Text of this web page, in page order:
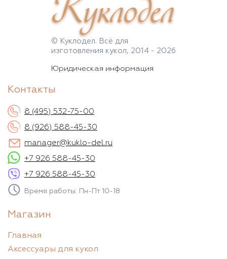
Куклодел
© Куклодел. Всё для
изготовления кукол, 2014 - 2026
Юридическая информация
Контакты
8 (495) 532-75-00
8 (926) 588-45-30
manager@kuklo-del.ru
+7 926 588-45-30
+7 926 588-45-30
Время работы: Пн-Пт 10-18
Магазин
Главная
Аксессуары для кукол